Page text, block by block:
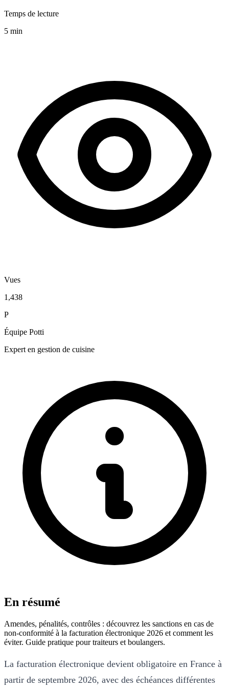
Temps de lecture
5 min
Vues
1,438
P
Équipe Potti
Expert en gestion de cuisine
En résumé
Amendes, pénalités, contrôles : découvrez les sanctions en cas de
non-conformité à la facturation électronique 2026 et comment les
éviter. Guide pratique pour traiteurs et boulangers.
La facturation électronique devient obligatoire en France à
partir de septembre 2026, avec des échéances différentes